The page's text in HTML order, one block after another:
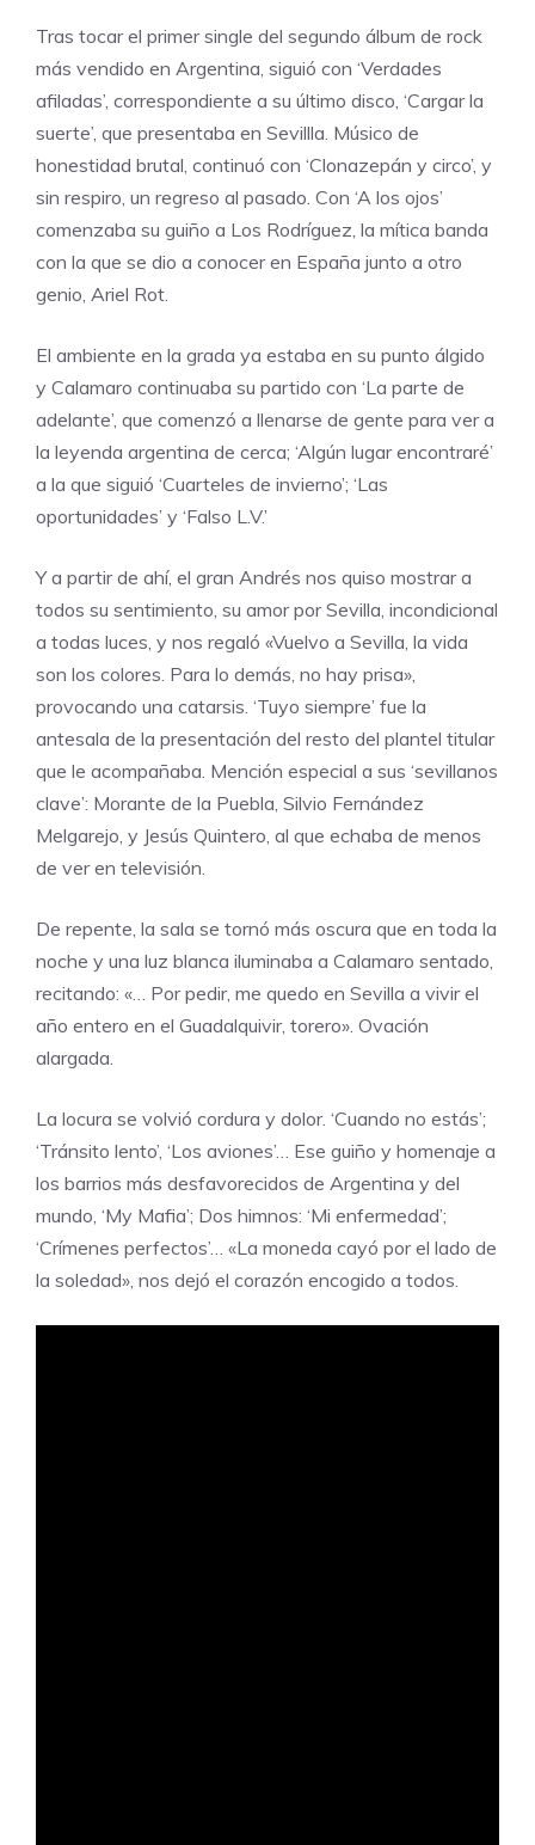
Tras tocar el primer single del segundo álbum de rock
más vendido en Argentina, siguió con ‘Verdades
afiladas’, correspondiente a su último disco, ‘Cargar la
suerte’, que presentaba en Sevillla. Músico de
honestidad brutal, continuó con ‘Clonazepán y circo’, y
sin respiro, un regreso al pasado. Con ‘A los ojos’
comenzaba su guiño a Los Rodríguez, la mítica banda
con la que se dio a conocer en España junto a otro
genio, Ariel Rot.
El ambiente en la grada ya estaba en su punto álgido
y Calamaro continuaba su partido con ‘La parte de
adelante’, que comenzó a llenarse de gente para ver a
la leyenda argentina de cerca; ‘Algún lugar encontraré’
a la que siguió ‘Cuarteles de invierno’; ‘Las
oportunidades’ y ‘Falso L.V.’
Y a partir de ahí, el gran Andrés nos quiso mostrar a
todos su sentimiento, su amor por Sevilla, incondicional
a todas luces, y nos regaló «Vuelvo a Sevilla, la vida
son los colores. Para lo demás, no hay prisa»,
provocando una catarsis. ‘Tuyo siempre’ fue la
antesala de la presentación del resto del plantel titular
que le acompañaba. Mención especial a sus ‘sevillanos
clave’: Morante de la Puebla, Silvio Fernández
Melgarejo, y Jesús Quintero, al que echaba de menos
de ver en televisión.
De repente, la sala se tornó más oscura que en toda la
noche y una luz blanca iluminaba a Calamaro sentado,
recitando: «… Por pedir, me quedo en Sevilla a vivir el
año entero en el Guadalquivir, torero». Ovación
alargada.
La locura se volvió cordura y dolor. ‘Cuando no estás’;
‘Tránsito lento’, ‘Los aviones’… Ese guiño y homenaje a
los barrios más desfavorecidos de Argentina y del
mundo, ‘My Mafia’; Dos himnos: ‘Mi enfermedad’;
‘Crímenes perfectos’… «La moneda cayó por el lado de
la soledad», nos dejó el corazón encogido a todos.